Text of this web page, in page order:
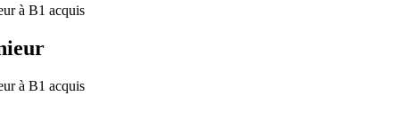
à B1 acquis
à B1 acquis